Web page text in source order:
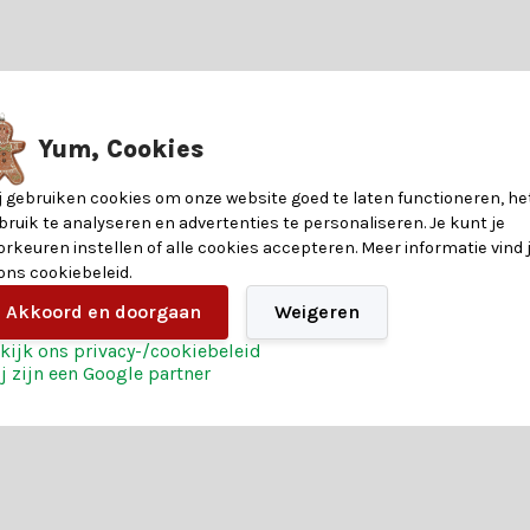
Laat je adviseren door een van onze
voordelen voor een magische kerst:
het zelf en bestel vandaag nog jouw kerst magie.
14,5
10
Polyresin
Yum, Cookies
gebruiken cookies om onze website goed te laten functioneren,
te analyseren en advertenties te personaliseren. Je kunt je
instellen of alle cookies accepteren. Meer informatie vind
cookiebeleid.
Akkoord en doorgaan
Weigeren
ons privacy-/cookiebeleid
zijn een Google partner